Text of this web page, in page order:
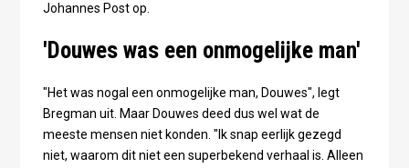
Johannes Post op.
'Douwes was een onmogelijke man'
"Het was nogal een onmogelijke man, Douwes", legt
Bregman uit. Maar Douwes deed dus wel wat de
meeste mensen niet konden. "Ik snap eerlijk gezegd
niet, waarom dit niet een superbekend verhaal is. Alleen